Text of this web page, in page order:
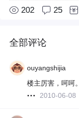
202 25
全部评论
ouyangshijia
楼主厉害，呵呵。
2010-06-08